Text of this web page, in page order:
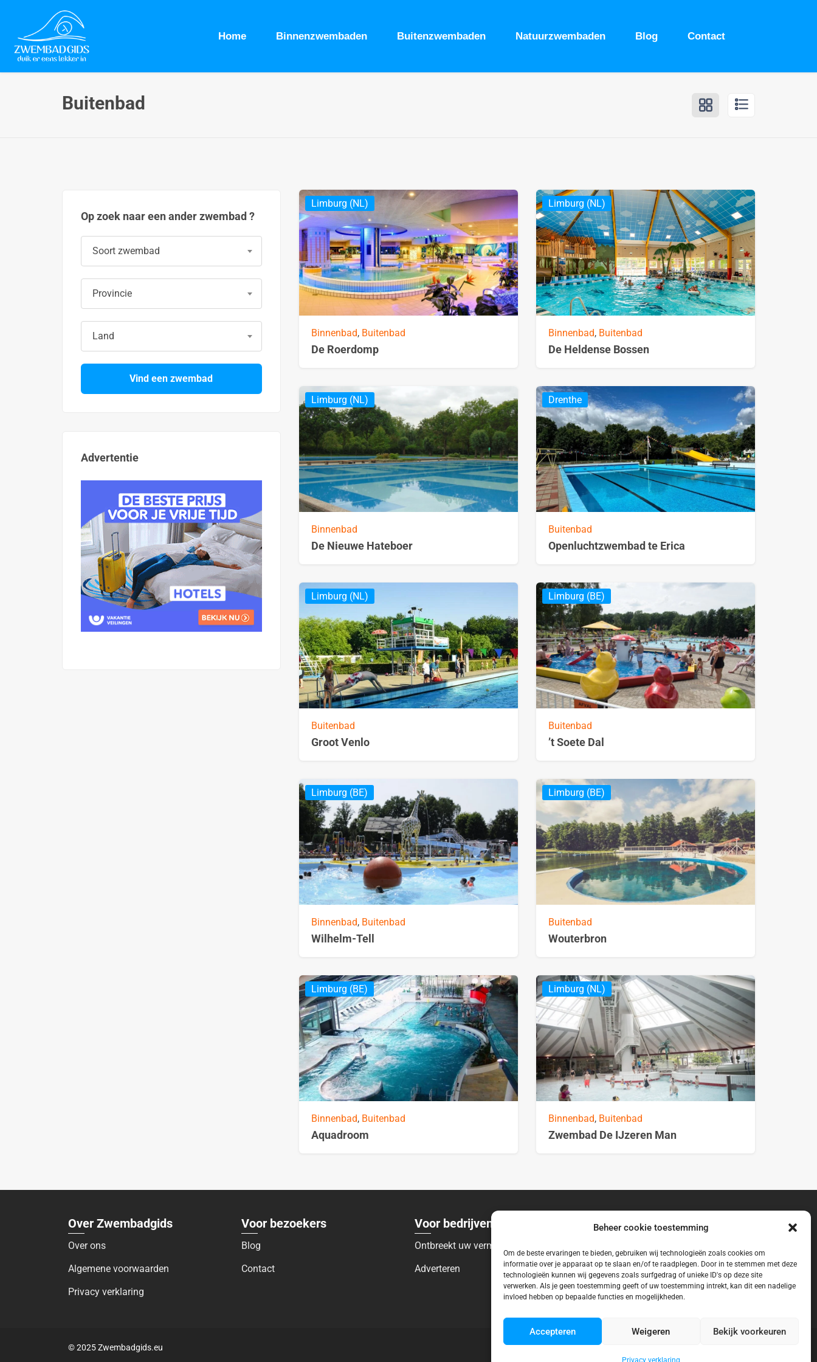
Beheer cookie toestemming
Om de beste ervaringen te bieden, gebruiken wij technologieën zoals cookies om
informatie over je apparaat op te slaan en/of te raadplegen. Door in te stemmen met deze
technologieën kunnen wij gegevens zoals surfgedrag of unieke ID's op deze site
verwerken. Als je geen toestemming geeft of uw toestemming intrekt, kan dit een nadelige
invloed hebben op bepaalde functies en mogelijkheden.
Accepteren Weigeren Bekijk voorkeuren
Privacy verklaring
Home Binnenzwembaden Buitenzwembaden Natuurzwembaden Blog Contact
Buitenbad
Op zoek naar een ander zwembad ?
Soort zwembad
Provincie
Land
Vind een zwembad
Advertentie
Limburg (NL)
Binnenbad, Buitenbad
De Roerdomp
Limburg (NL)
Binnenbad, Buitenbad
De Heldense Bossen
Limburg (NL)
Binnenbad
De Nieuwe Hateboer
Drenthe
Buitenbad
Openluchtzwembad te Erica
Limburg (NL)
Buitenbad
Groot Venlo
Limburg (BE)
Buitenbad
’t Soete Dal
Limburg (BE)
Binnenbad, Buitenbad
Wilhelm-Tell
Limburg (BE)
Buitenbad
Wouterbron
Limburg (BE)
Binnenbad, Buitenbad
Aquadroom
Limburg (NL)
Binnenbad, Buitenbad
Zwembad De IJzeren Man
Over Zwembadgids
Over ons
Algemene voorwaarden
Privacy verklaring
Voor bezoekers
Blog
Contact
Voor bedrijven
Ontbreekt uw vermelding?
Adverteren
© 2025 Zwembadgids.eu